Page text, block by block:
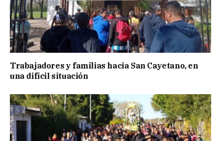
Trabajadores y familias hacia San Cayetano, en
una difícil situación